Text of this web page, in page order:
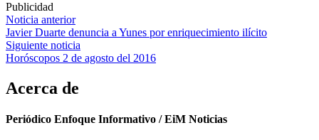
Publicidad
Navegación
de
entradas
Noticia anterior
Javier Duarte denuncia a Yunes por enriquecimiento ilícito
Siguiente noticia
Horóscopos 2 de agosto del 2016
Acerca de
Periódico Enfoque Informativo / EiM Noticias